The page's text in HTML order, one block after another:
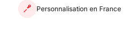
Personnalisation en France